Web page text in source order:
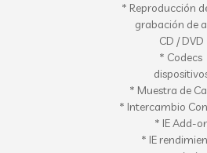
* Reproducción
grabación de
CD / DVD
* Codecs
* Muestra de
* Intercambio
* IEAdd-
* IE